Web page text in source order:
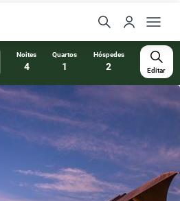
Noites
4
Quartos
1
Hóspedes
2 Editar